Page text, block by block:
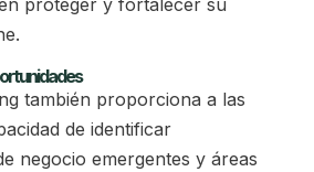
proteger y fortalecer su
también proporciona a las
de identificar
negocio emergentes y áreas